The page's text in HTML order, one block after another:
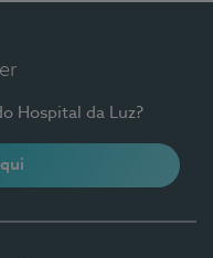
Hospital da Luz?